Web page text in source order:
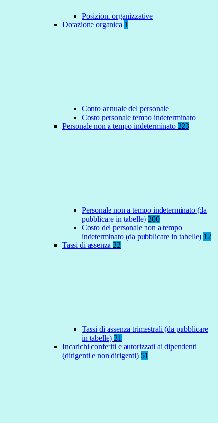
Posizioni organizzative
Dotazione organica 1
Conto annuale del personale
Costo personale tempo indeterminato
Personale non a tempo indeterminato 223
Personale non a tempo indeterminato (da
pubblicare in tabelle) 200
Costo del personale non a tempo
indeterminato (da pubblicare in tabelle) 12
Tassi di assenza 22
Tassi di assenza trimestrali (da pubblicare
in tabelle) 21
Incarichi conferiti e autorizzati ai dipendenti
(dirigenti e non dirigenti) 51